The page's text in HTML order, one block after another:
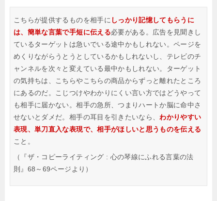
こちらが提供するものを相手に しっかり記憶してもらうに
は、簡単な言葉で手短に伝える必要がある。広告を見聞きし
ているターゲットは急いでいる途中かもしれない。ページを
めくりながらうとうとしているかもしれないし、テレビのチ
ャンネルを次々と変えている最中かもしれない。ターゲット
の気持ちは、こちらやこちらの商品からずっと離れたところ
にあるのだ。こじつけやわかりにくい言い方ではどうやって
も相手に届かない。相手の急所、つまりハートか脳に命中さ
せないとダメだ。相手の耳目を引きたいなら、わかりやすい
表現、単刀直入な表現で、相手がほしいと思うものを伝える
こと。
（『ザ・コピーライティング : 心の琴線にふれる言葉の法
則』68～69ページより）